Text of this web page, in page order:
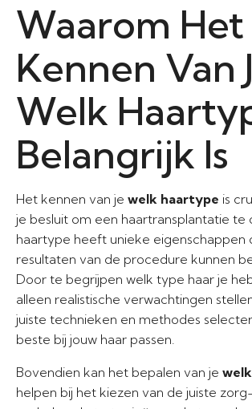
Waarom Het
Kennen Van
Welk
Belangrijk Is
Het kennen van je welk haartype is
je besluit om een haartransplantatie te
haartype heeft unieke eigenschappen
resultaten van de procedure kunnen
Door te begrijpen welk type haar je
alleen realistische verwachtingen
juiste technieken en methodes
beste bij jouw haar passen.
Bovendien kan het bepalen van je
helpen bij het kiezen van de juiste